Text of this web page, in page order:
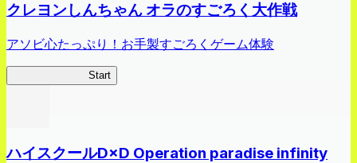
クレヨンしんちゃん オラのすごろく大作戦
アソビ心たっぷり！お手製すごろくゲーム体験
Start
ハイスクールD×D Operation paradise infinity